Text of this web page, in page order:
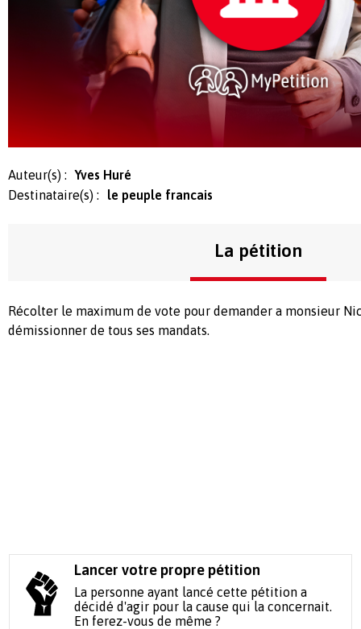
Auteur(s) :
Yves Huré
Destinataire(s) :
le peuple francais
La pétition
Récolter le maximum de vote pour demander a monsieur
démissionner de tous ses mandats.
Lancer votre propre pétition
La personne ayant lancé cette pétition a
décidé d'agir pour la cause qui la concernait.
En ferez-vous de même ?